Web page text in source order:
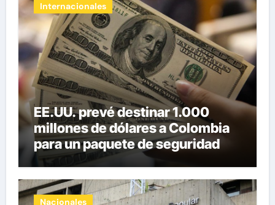
Internacionales
EE.UU. prevé destinar 1.000
millones de dólares a Colombia
para un paquete de seguridad
Nacionales